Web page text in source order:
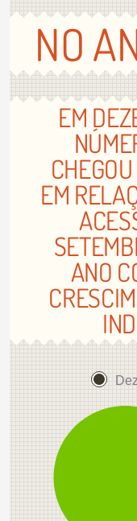
NO
EM
EM
ANO